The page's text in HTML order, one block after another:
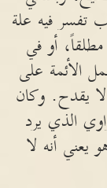
تفسر فيه علة
أو في
الأئمة على
لا يقدح. وكان
الذي يرد
يعني أنه لا